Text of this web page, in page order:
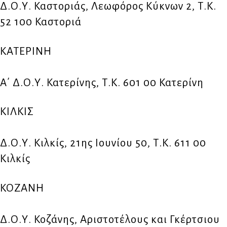
Δ.Ο.Υ. Καστοριάς, Λεωφόρος Κύκνων 2, Τ.Κ.
52 100 Καστοριά
ΚΑΤΕΡΙΝΗ
Α΄ Δ.Ο.Υ. Κατερίνης, Τ.Κ. 601 00 Κατερίνη
ΚΙΛΚΙΣ
Δ.Ο.Υ. Κιλκίς, 21ης Ιουνίου 50, Τ.Κ. 611 00
Κιλκίς
ΚΟΖΑΝΗ
Δ.Ο.Υ. Κοζάνης, Αριστοτέλους και Γκέρτσιου